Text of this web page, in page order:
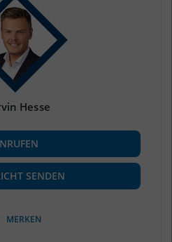
45.092
Hesse
SENDEN
MERKEN